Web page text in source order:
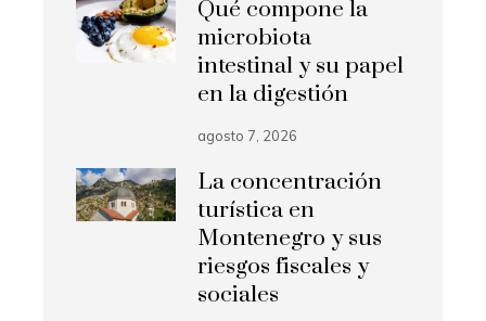
Qué compone la
microbiota
intestinal y su papel
en la digestión
agosto 7, 2026
La concentración
turística en
Montenegro y sus
riesgos fiscales y
sociales